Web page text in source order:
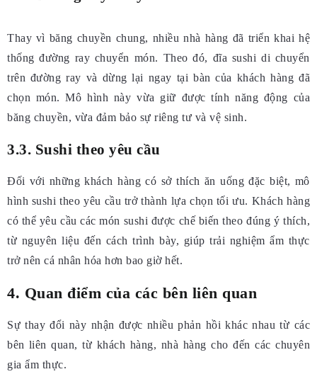
Thay vì băng chuyền chung, nhiều nhà hàng đã triển khai hệ
thống đường ray chuyển món. Theo đó, đĩa sushi di chuyển
trên đường ray và dừng lại ngay tại bàn của khách hàng đã
chọn món. Mô hình này vừa giữ được tính năng động của
băng chuyền, vừa đảm bảo sự riêng tư và vệ sinh.
3.3. Sushi theo yêu cầu
Đối với những khách hàng có sở thích ăn uống đặc biệt, mô
hình sushi theo yêu cầu trở thành lựa chọn tối ưu. Khách hàng
có thể yêu cầu các món sushi được chế biến theo đúng ý thích,
từ nguyên liệu đến cách trình bày, giúp trải nghiệm ẩm thực
trở nên cá nhân hóa hơn bao giờ hết.
4. Quan điểm của các bên liên quan
Sự thay đổi này nhận được nhiều phản hồi khác nhau từ các
bên liên quan, từ khách hàng, nhà hàng cho đến các chuyên
gia ẩm thực.